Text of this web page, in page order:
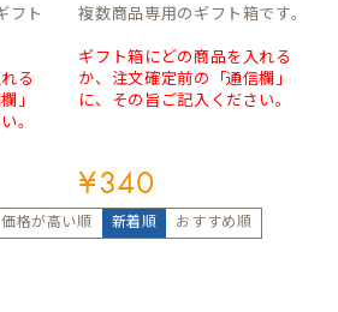
フト
る
」
。
複数商品専用のギフト箱です。
ギフト箱にどの商品を入れる
か、注文確定前の「通信欄」
に、その旨ご記入ください。
¥340
価格が高い順 新着順 おすすめ順